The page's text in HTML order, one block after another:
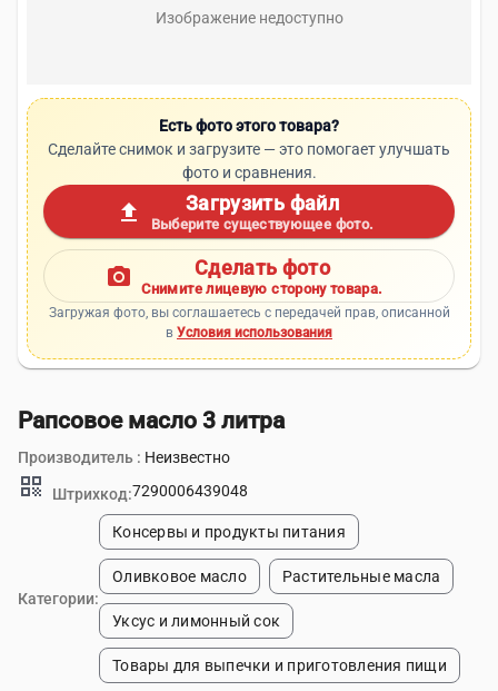
Изображение недоступно
Есть фото этого товара?
Сделайте снимок и загрузите — это помогает улучшать
фото и сравнения.
upload Загрузить файл
Выберите существующее фото.
photo_camera Сделать фото
Снимите лицевую сторону товара.
Загружая фото, вы соглашаетесь с передачей прав, описанной
в Условия использования
Рапсовое масло 3 литра
Производитель : Неизвестно
qr_code Штрихкод:7290006439048
Категории:
Консервы и продукты питания
Оливковое масло Растительные масла
Уксус и лимонный сок
Товары для выпечки и приготовления пищи